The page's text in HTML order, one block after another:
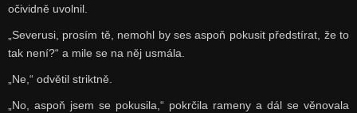
očividně uvolnil.
„Severusi, prosím tě, nemohl by ses aspoň pokusit předstírat, že to
tak není?“ a mile se na něj usmála.
„Ne,“ odvětil striktně.
„No, aspoň jsem se pokusila,“ pokrčila rameny a dál se věnovala